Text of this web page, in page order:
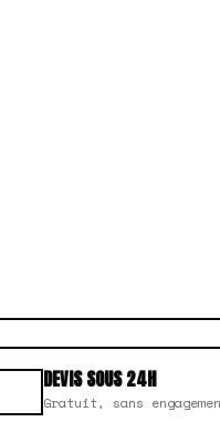
DEVIS SOUS 24H
Gratuit, sans